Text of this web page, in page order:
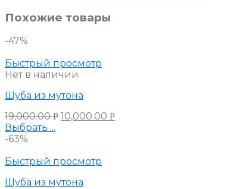
Похожие товары
-47%
Быстрый просмотр
Нет в наличии
Шуба из мутона
19,000.00Р 10,000.00 Р
Выбрать ...
-63%
Быстрый просмотр
Шуба из мутона